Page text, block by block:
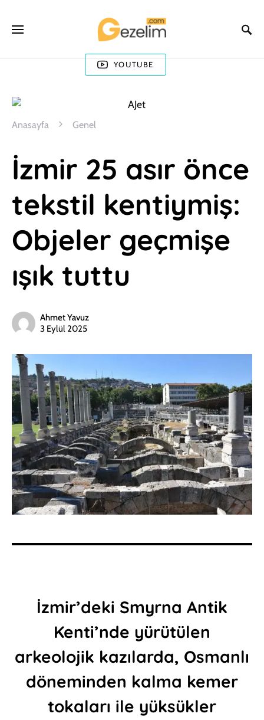
YOUTUBE
Anasayfa Genel
İzmir 25 asır önce
tekstil kentiymiş:
Objeler geçmişe
ışık tuttu
Ahmet Yavuz
3 Eylül 2025
İzmir’deki Smyrna Antik
Kenti’nde yürütülen
arkeolojik kazılarda, Osmanlı
döneminden kalma kemer
tokaları ile yüksükler